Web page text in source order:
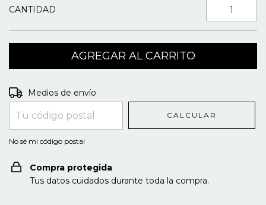
CANTIDAD
Entregas para el CP:
Medios de envío
CALCULAR
No sé mi código postal
Compra protegida
Tus datos cuidados durante toda la compra.